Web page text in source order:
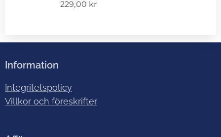
229,00 kr
Information
Integritetspolicy
Villkor och föreskrifter